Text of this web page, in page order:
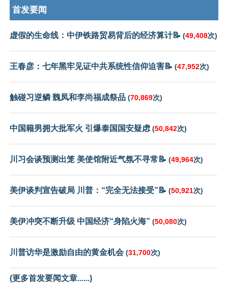
首发要闻
虚假的生命线：中伊铁路贸易背后的经济算计📝 (49,408次)
王春彦：七年黑牢见证中共系统性信仰迫害📝 (47,952次)
触碰习逆鳞 魏凤和李尚福成祭品 (70,869次)
中国籍男拥大批军火 引爆泰国国安疑虑 (50,842次)
川习会谈预测出笼 美使馆附近气氛不寻常📝 (49,964次)
美伊谈判宣告破局 川普：“完全无法接受”📝 (50,921次)
美伊冲突不断升级 中国经济“身陷火海” (50,080次)
川普访华是激励自由的黄金机会 (31,700次)
(更多首发要闻文章......)